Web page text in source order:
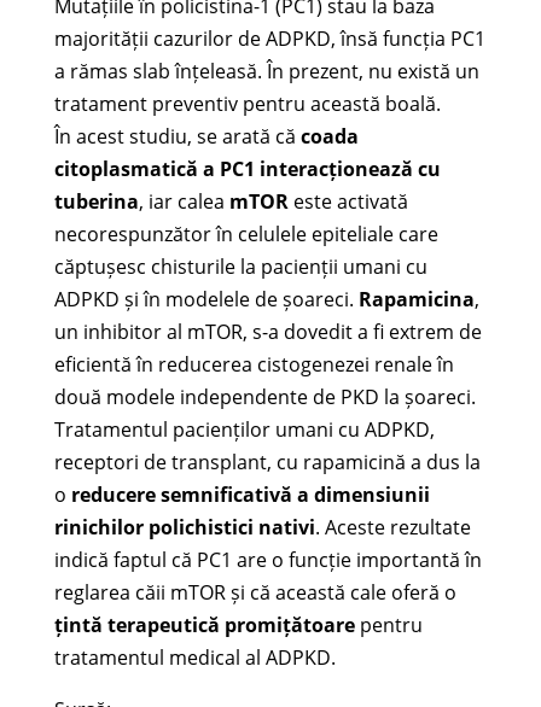
Mutațiile în policistina-1 (PC1) stau la baza
majorității cazurilor de ADPKD, însă funcția PC1
a rămas slab înțeleasă. În prezent, nu există un
tratament preventiv pentru această boală.
În acest studiu, se arată că coada
citoplasmatică a PC1 interacționează cu
tuberina, iar calea mTOReste activată
necorespunzător în celulele epiteliale care
căptușesc chisturile la pacienții umani cu
ADPKD și în modelele de șoareci. Rapamicina,
un inhibitor al mTOR, s-a dovedit a fi extrem de
eficientă în reducerea cistogenezei renale în
două modele independente de PKD la șoareci.
Tratamentul pacienților umani cu ADPKD,
receptori de transplant, cu rapamicină a dus la
o reducere semnificativă a dimensiunii
rinichilor polichistici nativi. Aceste rezultate
indică faptul că PC1 are o funcție importantă în
reglarea căii mTOR și că această cale oferă o
țintă terapeutică promițătoarepentru
tratamentul medical al ADPKD.